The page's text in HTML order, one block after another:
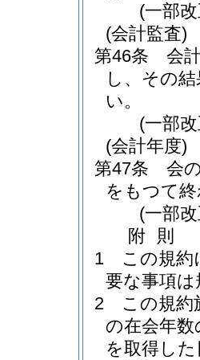
(一部
(会計監査)
第46条
会
し、その
い。
(一部
(会計年度)
第47条
会
をもつて
(一部
附 則
1
この規
要な事項
2
この規約
の在会年
を取得し